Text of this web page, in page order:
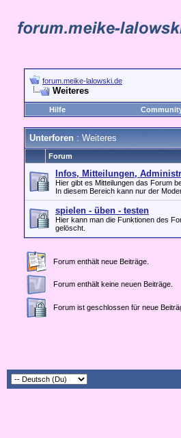
forum.meike-lalowski.de
Weiteres
Hilfe
Unterforen : Weiteres
Forum
Infos, Mitteilungen,
Hier gibt es Mitteilungen das Forum
In diesem Bereich kann nur der
spielen - üben - testen
Hier kann man die Funktionen des
gelöscht.
Forum enthält neue Beiträge.
Forum enthält keine neuen Beiträge.
Forum ist geschlossen für neue